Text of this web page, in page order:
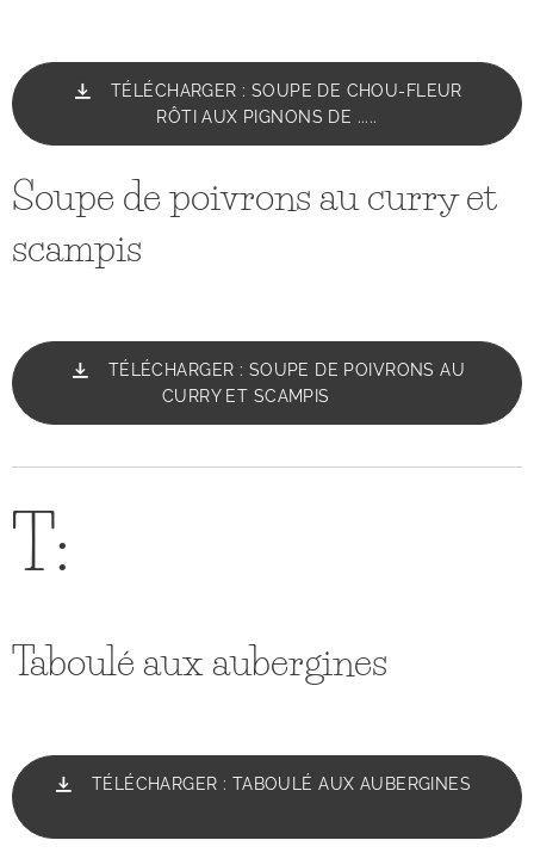
TÉLÉCHARGER : SOUPE DE CHOU-FLEUR
RÔTI AUX PIGNONS DE .....
Soupe de poivrons au curry et
scampis
TÉLÉCHARGER : SOUPE DE POIVRONS AU
CURRY ET SCAMPIS
T:
Taboulé aux aubergines
TÉLÉCHARGER : TABOULÉ AUX AUBERGINES